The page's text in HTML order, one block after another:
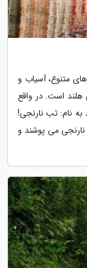
متنوع، آسیاب و
هلند است. در واقع
به نام: تب نارنجی!
می پوشند و